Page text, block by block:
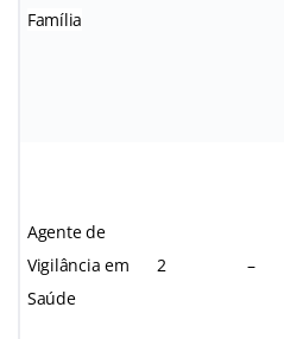
Família
Agente de
Vigilância em
Saúde
2 –